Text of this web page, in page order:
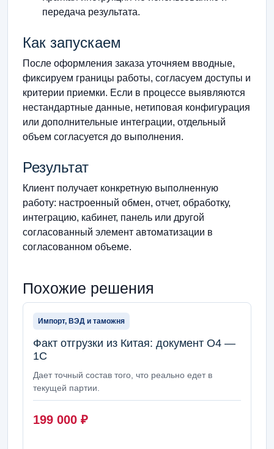
передача результата.
Как запускаем
После оформления заказа уточняем вводные,
фиксируем границы работы, согласуем доступы и
критерии приемки. Если в процессе выявляются
нестандартные данные, нетиповая конфигурация
или дополнительные интеграции, отдельный
объем согласуется до выполнения.
Результат
Клиент получает конкретную выполненную
работу: настроенный обмен, отчет, обработку,
интеграцию, кабинет, панель или другой
согласованный элемент автоматизации в
согласованном объеме.
Похожие решения
Импорт, ВЭД и таможня
Факт отгрузки из Китая: документ О4 —
1С
Дает точный состав того, что реально едет в
текущей партии.
199 000 ₽